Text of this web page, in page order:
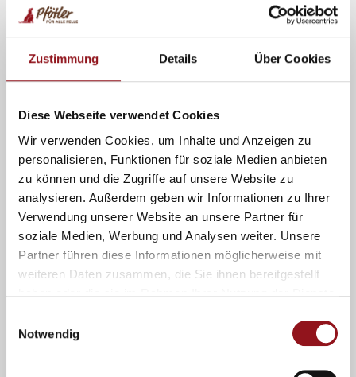
Zustimmung Details Über Cookies
Diese Webseite verwendet Cookies
Wir verwenden Cookies, um Inhalte und Anzeigen zu
personalisieren, Funktionen für soziale Medien anbieten
zu können und die Zugriffe auf unsere Website zu
analysieren. Außerdem geben wir Informationen zu Ihrer
Verwendung unserer Website an unsere Partner für
soziale Medien, Werbung und Analysen weiter. Unsere
Partner führen diese Informationen möglicherweise mit
weiteren Daten zusammen, die Sie ihnen bereitgestellt
Notwendig
Nächstes Hütten-Datum
Wir freuen uns riesig, euch mitteilen zu können, dass unsere
Hunds-Hötta ihre sporadischen Öffnungszeiten startet. Packt
die gute Laune ein und kommt vorbei! Wann? Was gibt’s zu
Hütte öffnet! Die „Hunds-Hötta“ in Balzers geht